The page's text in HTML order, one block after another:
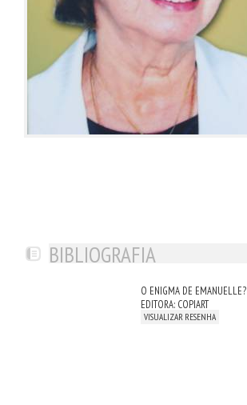
BIBLIOGRAFIA
O ENIGMA DE EMANUELLE?
EDITORA: COPIART
VISUALIZAR RESENHA